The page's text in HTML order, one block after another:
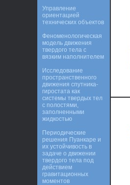
Управление
ориентацией
технических объектов
Феноменологическая
модель движения
твердого тела с
вязким наполнителем
Исследование
пространственного
движения спутника-
гиростата как
системы твердых тел
с полостями,
заполненными
жидкостью
Периодические
решения Пуанкаре и
их устойчивость в
задаче о движении
твердого тела под
действием
гравитационных
моментов